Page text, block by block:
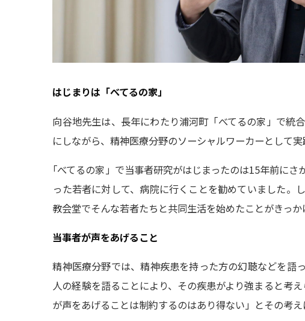
はじまりは「べてるの家」
向谷地先生は、長年にわたり浦河町「べてるの家」で統
にしながら、精神医療分野のソーシャルワーカーとして実
「べてるの家」で当事者研究がはじまったのは15年前に
った若者に対して、病院に行くことを勧めていました。
教会堂でそんな若者たちと共同生活を始めたことがきっか
当事者が声をあげること
精神医療分野では、精神疾患を持った方の幻聴などを語
人の経験を語ることにより、その疾患がより強まると考
が声をあげることは制約するのはあり得ない」とその考